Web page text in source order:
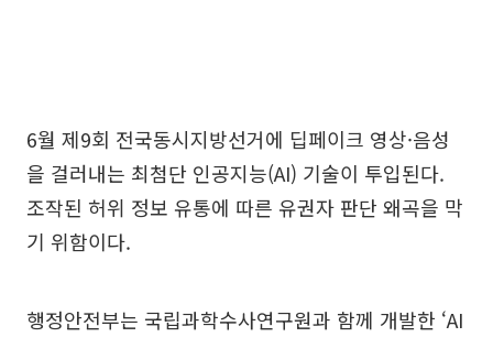
6월 제9회 전국동시지방선거에 딥페이크 영상·음성
을 걸러내는 최첨단 인공지능(AI) 기술이 투입된다.
조작된 허위 정보 유통에 따른 유권자 판단 왜곡을 막
기 위함이다.
행정안전부는 국립과학수사연구원과 함께 개발한 ‘AI